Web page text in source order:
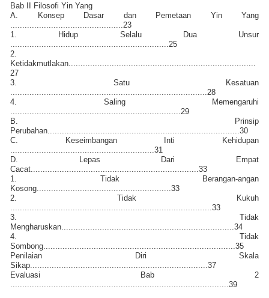
Bab II Filosofi Yin Yang
A. Konsep Dasar dan Pemetaan Yin Yang
...............................................23
1. Hidup Selalu Dua Unsur
..................................................................25
2.
Ketidakmutlakan..............................................................................
27
3. Satu Kesatuan
..................................................................................28
4. Saling Memengaruhi
.......................................................................29
B. Prinsip
Perubahan................................................................................30
C. Keseimbangan Inti Kehidupan
............................................................31
D. Lepas Dari Empat
Cacat......................................................................33
1. Tidak Berangan-angan
Kosong........................................................33
2. Tidak Kukuh
....................................................................................33
3. Tidak
Mengharuskan........................................................................34
4. Tidak
Sombong................................................................................35
Penilaian Diri Skala
Sikap..........................................................................37
Evaluasi Bab 2
...........................................................................................39